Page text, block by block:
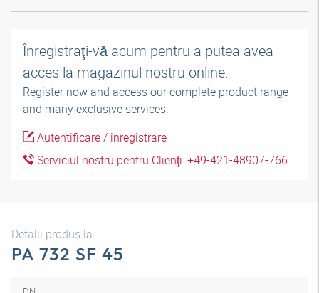
Înregistraţi-vă acum pentru a putea avea
acces la magazinul nostru online.
Register now and access our complete product range
and many exclusive services.
Autentificare / înregistrare
Serviciul nostru pentru Clienţi: +49-421-48907-766
Detalii produs la
PA 732 SF 45